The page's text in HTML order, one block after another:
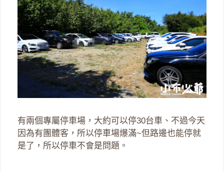
有兩個專屬停車場，大約可以停30台車、不過今天
因為有團體客，所以停車場爆滿~但路邊也能停就
是了，所以停車不會是問題。